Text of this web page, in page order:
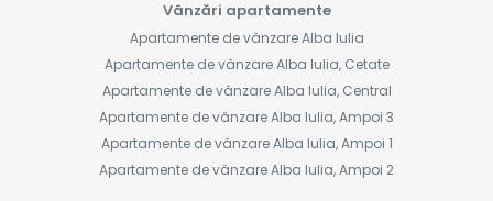
Vânzări apartamente
Apartamente de vânzare Alba Iulia
Apartamente de vânzare Alba Iulia, Cetate
Apartamente de vânzare Alba Iulia, Central
Apartamente de vânzare Alba Iulia, Ampoi 3
Apartamente de vânzare Alba Iulia, Ampoi 1
Apartamente de vânzare Alba Iulia, Ampoi 2